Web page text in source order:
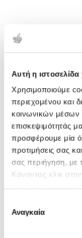
Αυτή η
Χρησιμοποιούμε
περιεχομένου και
κοινωνικών μέσων
επισκεψιμότητάς
προσφέρουμε μία
προτιμήσεις σας
σας περιήγηση, με
Κάνοντας κλικ στην
ενδιαφέρουν και
συγκατάθεσης
Αναγκαία